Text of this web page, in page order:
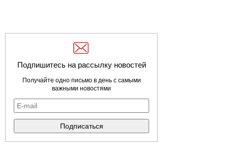
Подпишитесь на рассылку новостей
Получайте одно письмо в день с самыми
важными новостями